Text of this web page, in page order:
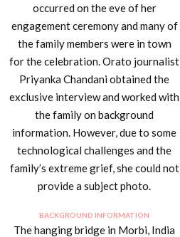
occurred on the eve of her
engagement ceremony and many of
the family members were in town
for the celebration. Orato journalist
Priyanka Chandani obtained the
exclusive interview and worked with
the family on background
information. However, due to some
technological challenges and the
family’s extreme grief, she could not
provide a subject photo.
BACKGROUND INFORMATION
The hanging bridge in Morbi, India